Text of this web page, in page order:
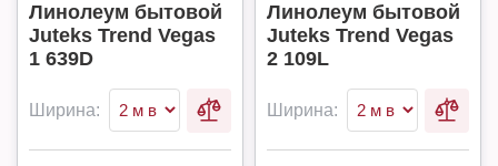
Линолеум бытовой
Juteks Trend Vegas
1 639D
Ширина:
Линолеум бытовой
Juteks Trend Vegas
2 109L
Ширина: